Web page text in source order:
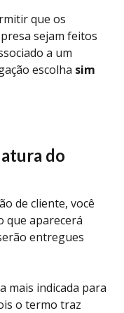
que os
sejam feitos
a um
escolha sim
do
de cliente, você
que aparecerá
entregues
mais indicada para
o termo traz